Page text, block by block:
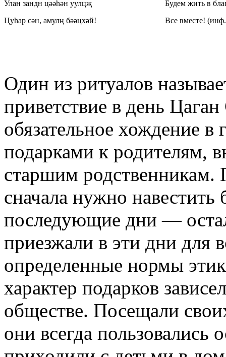
Улан зандн цәәһән уулцҗ
Цуһар сән, амулң бәәцхәй!
Будем жить в
Все вместе!
Один из ритуалов
приветствие в день
обязательное хождение в
подарками к родителям,
старшим
сначала нужно навестить
последующие дни —
приезжали в эти дни для
определенные нормы
характер подарков
обществе. Посещали
они всегда